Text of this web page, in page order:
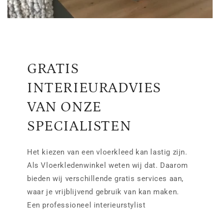
GRATIS
INTERIEURADVIES
VAN ONZE
SPECIALISTEN
Het kiezen van een vloerkleed kan lastig zijn.
Als Vloerkledenwinkel weten wij dat. Daarom
bieden wij verschillende gratis services aan,
waar je vrijblijvend gebruik van kan maken.
Een professioneel interieurstylist